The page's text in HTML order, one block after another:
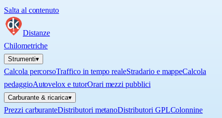
Salta al contenuto
Distanze
Chilometriche
Strumenti▾
Calcola percorsoTraffico in tempo realeStradario e mappeCalcola
pedaggioAutovelox e tutorOrari mezzi pubblici
Carburante & ricarica▾
Prezzi carburanteDistributori metanoDistributori GPLColonnine